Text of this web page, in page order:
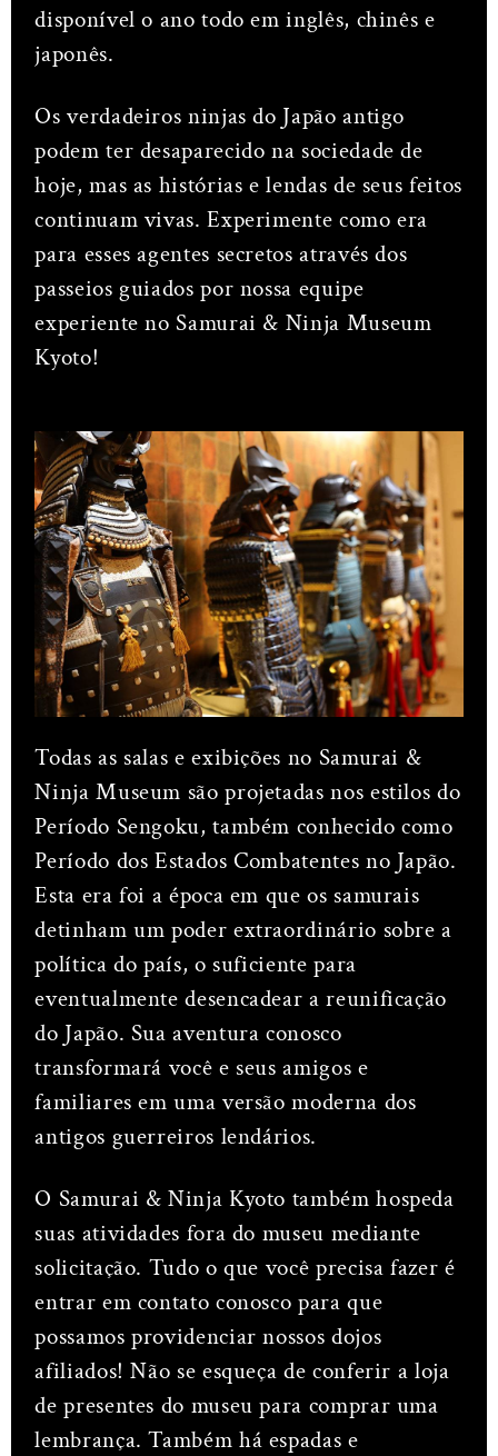
disponível o ano todo em inglês, chinês e
japonês.
Os verdadeiros ninjas do Japão antigo
podem ter desaparecido na sociedade de
hoje, mas as histórias e lendas de seus feitos
continuam vivas. Experimente como era
para esses agentes secretos através dos
passeios guiados por nossa equipe
experiente no Samurai & Ninja Museum
Kyoto!
Todas as salas e exibições no Samurai &
Ninja Museum são projetadas nos estilos do
Período Sengoku, também conhecido como
Período dos Estados Combatentes no Japão.
Esta era foi a época em que os samurais
detinham um poder extraordinário sobre a
política do país, o suficiente para
eventualmente desencadear a reunificação
do Japão. Sua aventura conosco
transformará você e seus amigos e
familiares em uma versão moderna dos
antigos guerreiros lendários.
O Samurai & Ninja Kyoto também hospeda
suas atividades fora do museu mediante
solicitação. Tudo o que você precisa fazer é
entrar em contato conosco para que
possamos providenciar nossos dojos
afiliados! Não se esqueça de conferir a loja
de presentes do museu para comprar uma
lembrança. Também há espadas e